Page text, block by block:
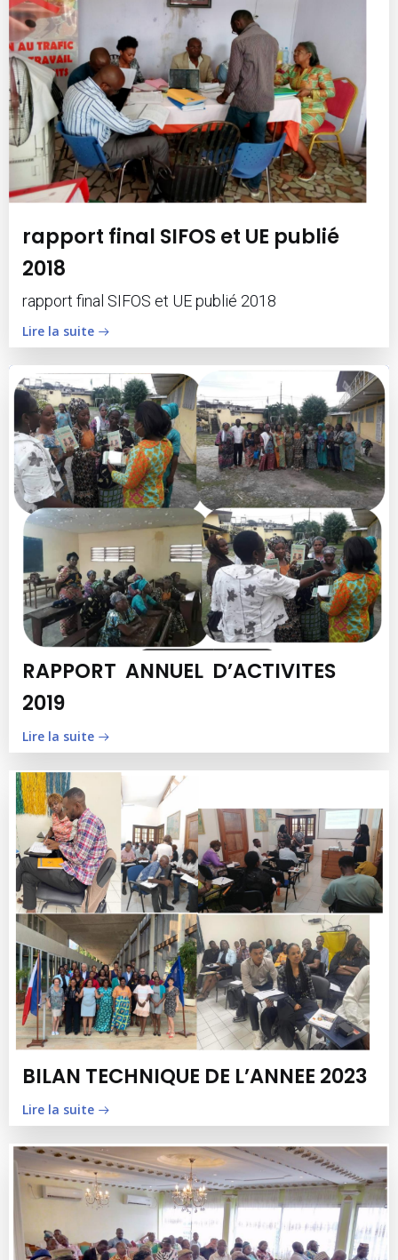
rapport final SIFOS et UE publié
2018
rapport final SIFOS et UE publié 2018
Lire la suite
RAPPORT ANNUEL D’ACTIVITES
2019
Lire la suite
BILAN TECHNIQUE DE L’ANNEE 2023
Lire la suite